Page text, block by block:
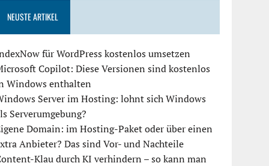
NEUSTE ARTIKEL
für WordPress kostenlos umsetzen
Copilot: Diese Versionen sind kostenlos
Windows enthalten
Server im Hosting: lohnt sich Windows
Serverumgebung?
Domain: im Hosting-Paket oder über einen
Anbieter? Das sind Vor- und Nachteile
Klau durch KI verhindern – so kann man